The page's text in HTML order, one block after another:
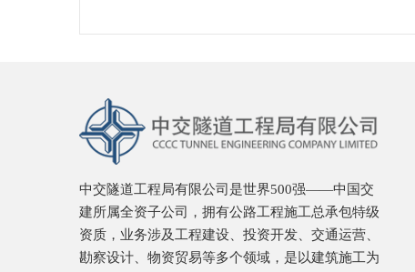
中交隧道工程局有限公司是世界500强——中国交
建所属全资子公司，拥有公路工程施工总承包特级
资质，业务涉及工程建设、投资开发、交通运营、
勘察设计、物资贸易等多个领域，是以建筑施工为